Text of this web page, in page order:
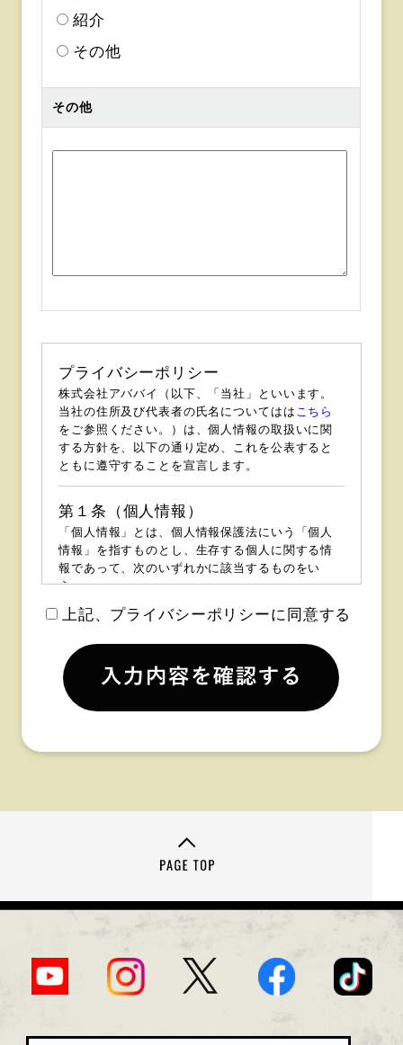
紹介
その他
その他
プライバシーポリシー
株式会社アババイ（以下、「当社」といいます。
当社の住所及び代表者の氏名についてはは こちら
をご参照ください。）は、個人情報の取扱いに関
する方針を、以下の通り定め、これを公表すると
ともに遵守することを宣言します。
第１条（個人情報）
「個人情報」とは、個人情報保護法にいう「個人
情報」を指すものとし、生存する個人に関する情
報であって、次のいずれかに該当するものをい
う。
（１）当該情報に含まれる氏名、生年月日、住
所、電話番号、連絡先その他の記述等により特定
の個人を識別できるもの。
（２）個人識別符号が含まれるものをいう。
（１）個人情報の取得
当社は、お問い合わせをお受けするに当たり、ご
の個人情報を取得させていただきます。
明確にした上で、目的の範囲内において利用させ
ていただきます。
（３）法令等の遵守
上記、プライバシーポリシーに同意する